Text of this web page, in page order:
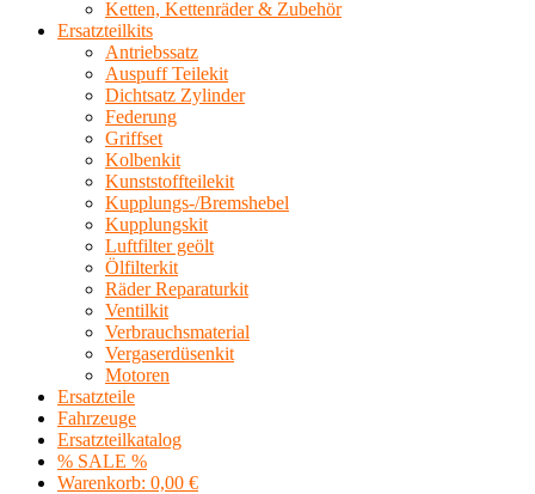
Ketten, Kettenräder & Zubehör
Ersatzteilkits
Antriebssatz
Auspuff Teilekit
Dichtsatz Zylinder
Federung
Griffset
Kolbenkit
Kunststoffteilekit
Kupplungs-/Bremshebel
Kupplungskit
Luftfilter geölt
Ölfilterkit
Räder Reparaturkit
Ventilkit
Verbrauchsmaterial
Vergaserdüsenkit
Motoren
Ersatzteile
Fahrzeuge
Ersatzteilkatalog
% SALE %
Warenkorb: 0,00 €